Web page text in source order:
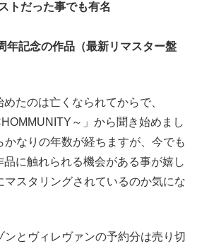
トだった事でも有名
年記念の作品（最新リマスター盤
たのは亡くなられてからで、
～」から聞き始めまし
かなりの年数が経ちますが、今でも
に触れられる機会がある事が嬉し
マスタリングされているのか気にな
ンとヴィレヴァンの予約分は売り切